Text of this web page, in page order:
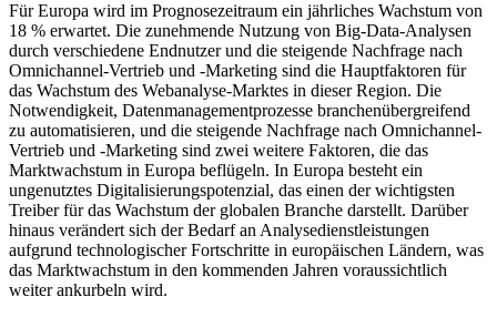
Für Europa wird im Prognosezeitraum ein jährliches Wachstum von
18 % erwartet. Die zunehmende Nutzung von Big-Data-Analysen
durch verschiedene Endnutzer und die steigende Nachfrage nach
Omnichannel-Vertrieb und -Marketing sind die Hauptfaktoren für
das Wachstum des Webanalyse-Marktes in dieser Region. Die
Notwendigkeit, Datenmanagementprozesse branchenübergreifend
zu automatisieren, und die steigende Nachfrage nach Omnichannel-
Vertrieb und -Marketing sind zwei weitere Faktoren, die das
Marktwachstum in Europa beflügeln. In Europa besteht ein
ungenutztes Digitalisierungspotenzial, das einen der wichtigsten
Treiber für das Wachstum der globalen Branche darstellt. Darüber
hinaus verändert sich der Bedarf an Analysedienstleistungen
aufgrund technologischer Fortschritte in europäischen Ländern, was
das Marktwachstum in den kommenden Jahren voraussichtlich
weiter ankurbeln wird.